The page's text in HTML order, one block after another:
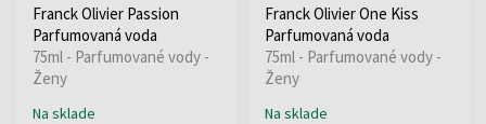
Franck Olivier Passion
Parfumovaná voda
75ml - Parfumované vody -
Ženy
Na sklade
Franck Olivier One Kiss
Parfumovaná voda
75ml - Parfumované vody -
Ženy
Na sklade